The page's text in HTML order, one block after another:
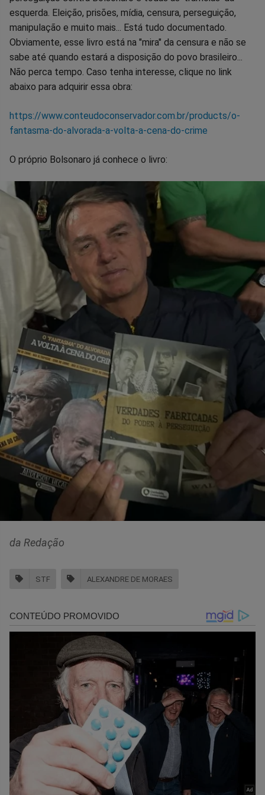
esquerda. Eleição, prisões, mídia, censura, perseguição,
manipulação e muito mais... Está tudo documentado.
Obviamente, esse livro está na "mira" da censura e não se
sabe até quando estará a disposição do povo brasileiro...
Não perca tempo. Caso tenha interesse, clique no link
abaixo para adquirir essa obra:
https://www.conteudoconservador.com.br/products/o-
fantasma-do-alvorada-a-volta-a-cena-do-crime
O próprio Bolsonaro já conhece o livro:
da Redação
STF ALEXANDRE DE MORAES